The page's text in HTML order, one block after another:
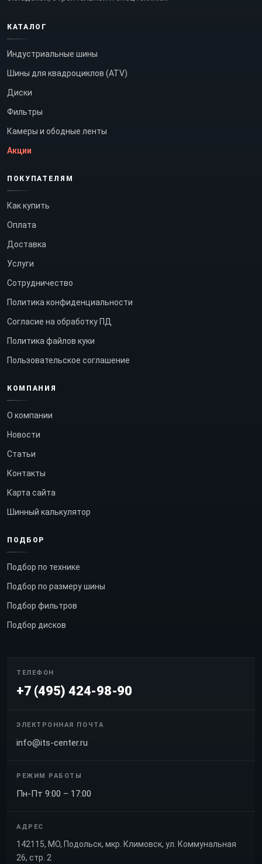
КАТАЛОГ
Индустриальные шины
Шины для квадроциклов (ATV)
Диски
Фильтры
Камеры и ободные ленты
Акции
ПОКУПАТЕЛЯМ
Как купить
Оплата
Доставка
Услуги
Сотрудничество
Политика конфиденциальности
Согласие на обработку ПД
Политика файлов куки
Пользовательское соглашение
КОМПАНИЯ
О компании
Новости
Статьи
Контакты
Карта сайта
Шинный калькулятор
ПОДБОР
Подбор по технике
Подбор по размеру шины
Подбор фильтров
Подбор дисков
ТЕЛЕФОН
+7 (495) 424-98-90
ЭЛЕКТРОННАЯ ПОЧТА
info@its-center.ru
РЕЖИМ РАБОТЫ
Пн-Пт 9:00 – 17:00
АДРЕС
142115, МО, Подольск, мкр. Климовск, ул. Коммунальная
26, стр. 2